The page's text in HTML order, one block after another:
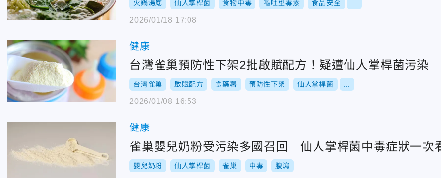
火鍋湯底 仙人掌桿菌 食物中毒 嘔吐型毒素 食品安全
2026/01/18 17:08
健康
台灣雀巢預防性下架2批啟賦配方！疑遭仙人掌桿菌污染
台灣雀巢 啟賦配方 食藥署 預防性下架 仙人掌桿菌
2026/01/08 16:53
健康
雀巢嬰兒奶粉受污染多國召回 仙人掌桿菌中毒症狀一次
嬰兒奶粉 仙人掌桿菌 雀巢 中毒 腹瀉